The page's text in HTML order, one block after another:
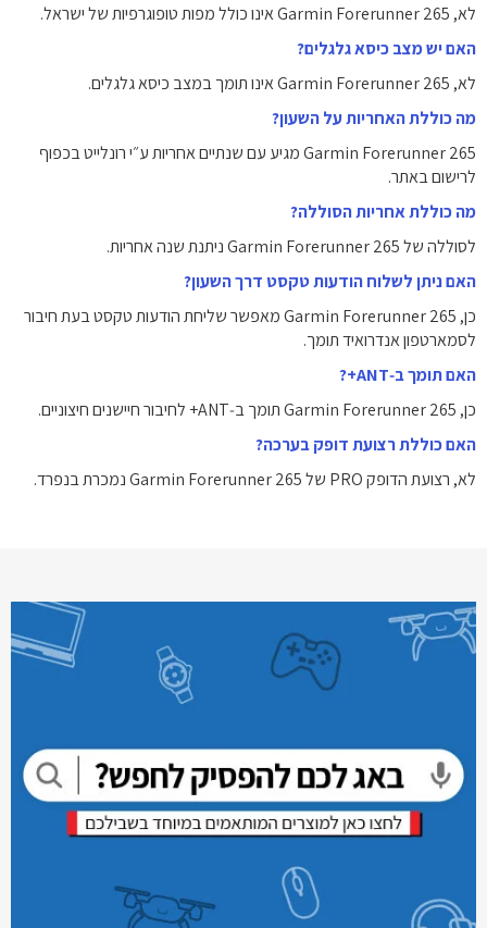
לא, Garmin Forerunner 265 אינו כולל מפות טופוגרפיות של ישראל.
האם יש מצב כיסא גלגלים?
לא, Garmin Forerunner 265 אינו תומך במצב כיסא גלגלים.
מה כוללת האחריות על השעון?
Garmin Forerunner 265 מגיע עם שנתיים אחריות ע״י רונלייט בכפוף
לרישום באתר.
מה כוללת אחריות הסוללה?
לסוללה של Garmin Forerunner 265 ניתנת שנה אחריות.
האם ניתן לשלוח הודעות טקסט דרך השעון?
כן, Garmin Forerunner 265 מאפשר שליחת הודעות טקסט בעת חיבור
לסמארטפון אנדרואיד תומך.
האם תומך ב‑ANT+?
כן, Garmin Forerunner 265 תומך ב‑ANT+ לחיבור חיישנים חיצוניים.
האם כוללת רצועת דופק בערכה?
לא, רצועת הדופק PRO של Garmin Forerunner 265 נמכרת בנפרד.